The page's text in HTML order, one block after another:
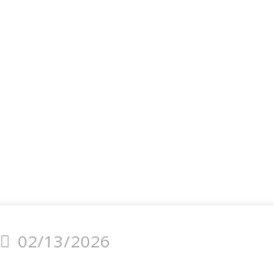
02/13/2026